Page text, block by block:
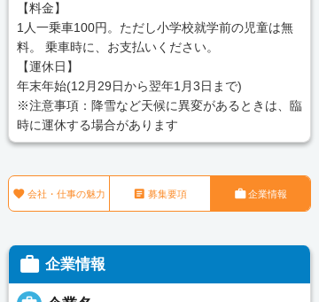
【料金】
1人一乗車100円。ただし小学校就学前の児童は無
料。 乗車時に、お支払いください。
【運休日】
年末年始(12月29日から翌年1月3日まで)
※注意事項：降雪など天候に異変があるときは、臨
時に運休する場合があります
 会社・仕事の魅力  募集要項 企業情報
 企業情報